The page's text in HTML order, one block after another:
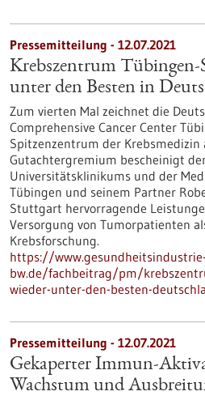
Pressemitteilung - 12.07.2021
Krebszentrum
unter den Besten in
Zum vierten Mal zeichnet die
Comprehensive Cancer Center
Spitzenzentrum der Krebsmedizin
Gutachtergremium bescheinigt
Universitätsklinikums und der
Tübingen und seinem Partner
Stuttgart hervorragende
Versorgung von Tumorpatienten
Krebsforschung.
https://www.gesundheitsindustrie-
bw.de/fachbeitrag/pm/
wieder-unter-den-besten-
Pressemitteilung - 12.07.2021
Gekaperter Immun-
Wachstum und